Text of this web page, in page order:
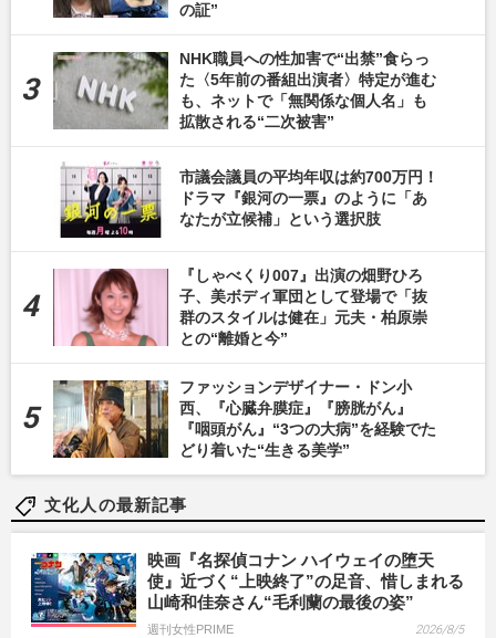
の証”
NHK職員への性加害で“出禁”食らっ
た〈5年前の番組出演者〉特定が進む
も、ネットで「無関係な個人名」も
拡散される“二次被害”
市議会議員の平均年収は約700万円！
ドラマ『銀河の一票』のように「あ
なたが立候補」という選択肢
『しゃべくり007』出演の畑野ひろ
子、美ボディ軍団として登場で「抜
群のスタイルは健在」元夫・柏原崇
との“離婚と今”
ファッションデザイナー・ドン小
西、『心臓弁膜症』『膀胱がん』
『咽頭がん』“3つの大病”を経験でた
どり着いた“生きる美学”
文化人の最新記事
映画『名探偵コナン ハイウェイの堕天
使』近づく“上映終了”の足音、惜しまれる
山崎和佳奈さん“毛利蘭の最後の姿”
週刊女性PRIME 2026/8/5